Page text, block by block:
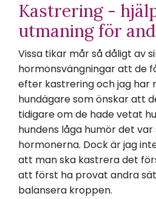
Kastrering -
utmaning för
Vissa tikar mår så dåligt av
hormonsvängningar att de
efter kastrering och jag har
hundägare som önskar att
tidigare om de hade vetat
hundens låga humör det
hormonerna. Dock är jag
att man ska kastrera det
att först ha provat andra
balansera kroppen.